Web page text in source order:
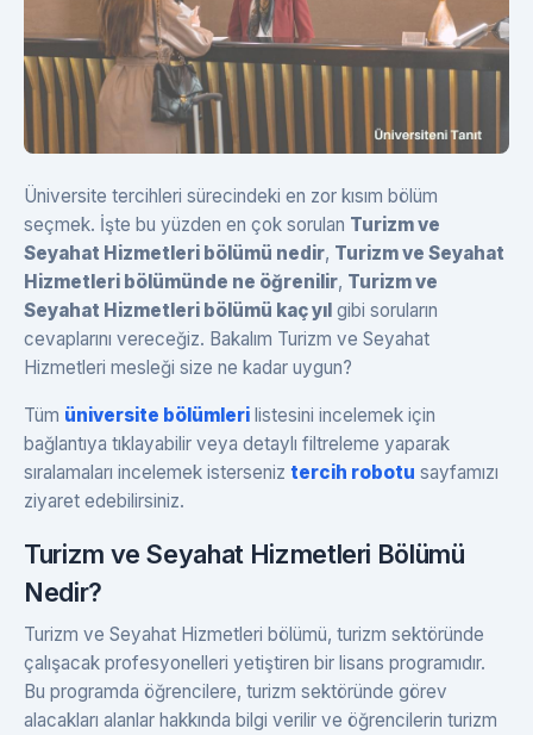
Üniversite tercihleri sürecindeki en zor kısım bölüm
seçmek. İşte bu yüzden en çok sorulan Turizm ve
Seyahat Hizmetleri bölümü nedir, Turizm ve Seyahat
Hizmetleri bölümünde ne öğrenilir, Turizm ve
Seyahat Hizmetleri bölümü kaç yıl gibi soruların
cevaplarını vereceğiz. Bakalım Turizm ve Seyahat
Hizmetleri mesleği size ne kadar uygun?
Tüm üniversite bölümleri listesini incelemek için
bağlantıya tıklayabilir veya detaylı filtreleme yaparak
sıralamaları incelemek isterseniz tercih robotu sayfamızı
ziyaret edebilirsiniz.
Turizm ve Seyahat Hizmetleri Bölümü
Nedir?
Turizm ve Seyahat Hizmetleri bölümü, turizm sektöründe
çalışacak profesyonelleri yetiştiren bir lisans programıdır.
Bu programda öğrencilere, turizm sektöründe görev
alacakları alanlar hakkında bilgi verilir ve öğrencilerin turizm